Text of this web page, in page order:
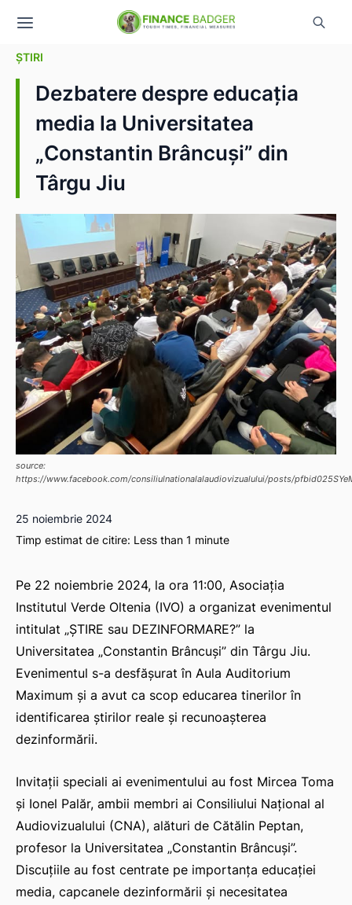
ȘTIRI
Dezbatere despre educația
media la Universitatea
„Constantin Brâncuși” din
Târgu Jiu
source:
https://www.facebook.com/consiliulnationalalaudiovizualului/posts/
25 noiembrie 2024
Timp estimat de citire: Less than 1 minute
Pe 22 noiembrie 2024, la ora 11:00, Asociația
Institutul Verde Oltenia (IVO) a organizat evenimentul
intitulat „ȘTIRE sau DEZINFORMARE?” la
Universitatea „Constantin Brâncuși” din Târgu Jiu.
Evenimentul s-a desfășurat în Aula Auditorium
Maximum și a avut ca scop educarea tinerilor în
identificarea știrilor reale și recunoașterea
dezinformării.
Invitații speciali ai evenimentului au fost Mircea Toma
și Ionel Palăr, ambii membri ai Consiliului Național al
Audiovizualului (CNA), alături de Cătălin Peptan,
profesor la Universitatea „Constantin Brâncuși”.
Discuțiile au fost centrate pe importanța educației
media, capcanele dezinformării și necesitatea